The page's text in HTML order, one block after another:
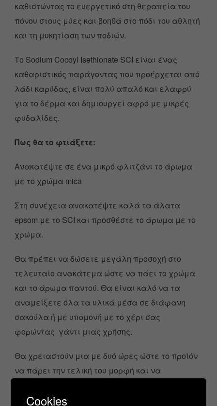
καθιστώντας το ευεργετικό στη θεραπεία του
πόνου στους μύες και βοηθά στο πόδι του αθλητή
και τη μυκητίαση των ποδιών.
Το Sodium Cocoyl Isethionate SCI είναι ένας
καθαριστικός παράγοντας που προέρχεται από
λάδι καρύδας, είναι πολύ απαλό και ελαφρύ
για το δέρμα και δημιουργεί αφρό με μικρές
φυδαλίδες.
Πως θα το φτιάξετε:
Ανακατέψτε σε ένα μικρό φλιτζάνι το άρωμα
με το χρώμα mica
Στη συνέχεια ανακατέψτε καλά τα άλατα
epsom με το SCI και προσθέστε το άρωμα με το
χρώμα.
Θα πρέπει να δώσετε μεγάλη προσοχή στο
τελευταίο ανακάτεμα ώστε να πάει το χρώμα
και το άρωμα παντού. Θα είναι καλό να τα
αναμείξετε όλα τα υλικά μέσα σε διάφανη
σακούλα ή με υπομονή με το χέρι σας
φορώντας γάντι μιας χρήσης.
Θα χρειαστούν μια με δυό ώρες ώστε το προϊόν
να πάρει την τελική του μορφή και να
Cookies